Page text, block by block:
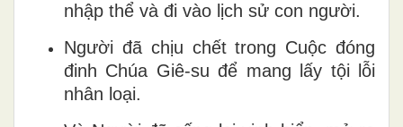
nhập thể và đi vào lịch sử con người.
Người đã chịu chết trong Cuộc đóng
đinh Chúa Giê-su để mang lấy tội lỗi
nhân loại.